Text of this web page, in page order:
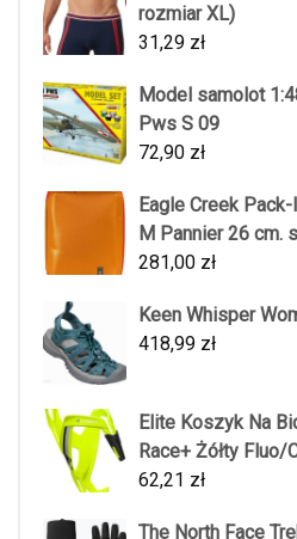
rozmiar XL)
31,29 zł
Model samolot
Pws S 09
72,90 zł
Eagle Creek
M Pannier 26 cm.
281,00 zł
Keen Whisper
418,99 zł
Elite Koszyk Na
Race+ Żółty
62,21 zł
The North Face